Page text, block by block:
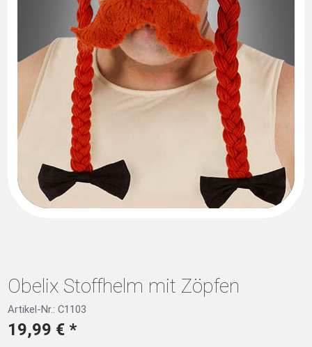
Obelix Stoffhelm mit Zöpfen
Artikel-Nr.: C1103
19,99 € *